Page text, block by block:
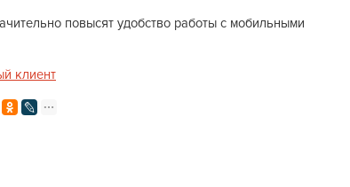
повысят удобство работы с мобильными
клиент